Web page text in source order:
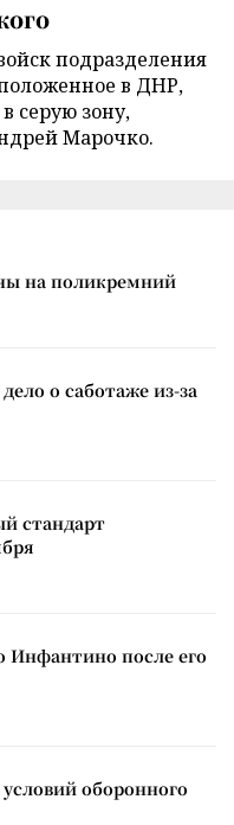
подразделения
в ДНР,
серую зону,
Марочко.
на поликремний
о саботаже из-за
стандарт
Инфантино после его
оборонного